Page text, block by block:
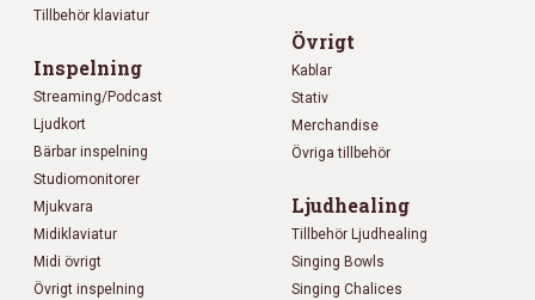
Tillbehör klaviatur
Inspelning
Streaming/Podcast
Ljudkort
Bärbar inspelning
Studiomonitorer
Mjukvara
Midiklaviatur
Midi övrigt
Övrigt inspelning
Övrigt
Kablar
Stativ
Merchandise
Övriga tillbehör
Ljudhealing
Tillbehör Ljudhealing
Singing Bowls
Singing Chalices